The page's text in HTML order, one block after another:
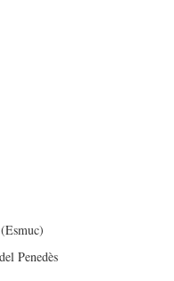
Penedès